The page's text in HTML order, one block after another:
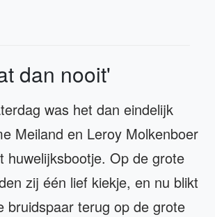
dan nooit'
was het dan eindelijk
Meiland en Leroy Molkenboer
huwelijksbootje. Op de grote
zij één lief kiekje, en nu blikt
bruidspaar terug op de grote